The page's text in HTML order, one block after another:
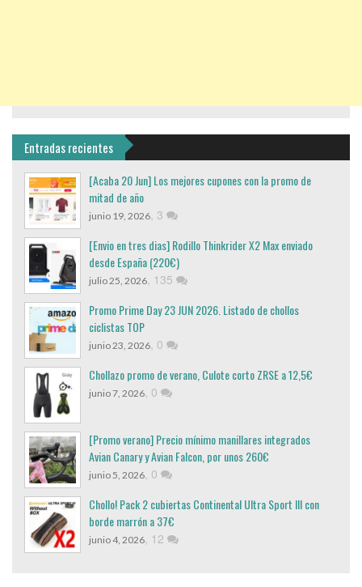
Entradas recientes
[Acaba 20 Jun] Los mejores cupones con la promo de
mitad de año
junio 19, 2026, 3
[Envio en tres dias] Rodillo Thinkrider X2 Max enviado
desde España (220€)
julio 25, 2026, 135
Promo Prime Day 23 JUN 2026. Listado de chollos
ciclistas TOP
junio 23, 2026, 0
Chollazo promo de verano, Culote corto ZRSE a 12,5€
junio 7, 2026, 0
[Promo verano] Precio mínimo manillares integrados
Avian Canary y Avian Falcon, por unos 260€
junio 5, 2026, 0
Chollo! Pack 2 cubiertas Continental Ultra Sport III con
borde marrón a 37€
junio 4, 2026, 12